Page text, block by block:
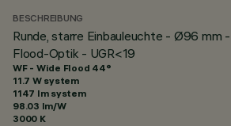
BESCHREIBUNG
Runde, starre Einbauleuchte - Ø96 mm
Flood-Optik - UGR<19
WF - Wide Flood 44°
11.7 W system
1147 lm system
98.03 lm/W
3000 K